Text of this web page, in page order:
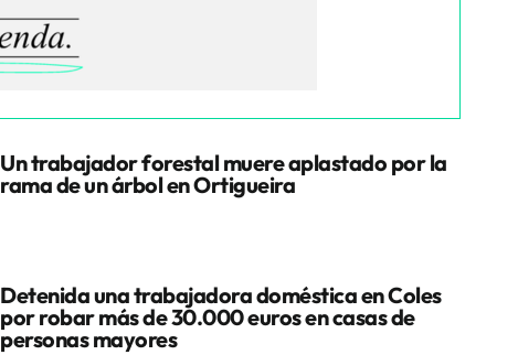
Un trabajador forestal muere aplastado por la
rama de un árbol en Ortigueira
Detenida una trabajadora doméstica en Coles
por robar más de 30.000 euros en casas de
personas mayores